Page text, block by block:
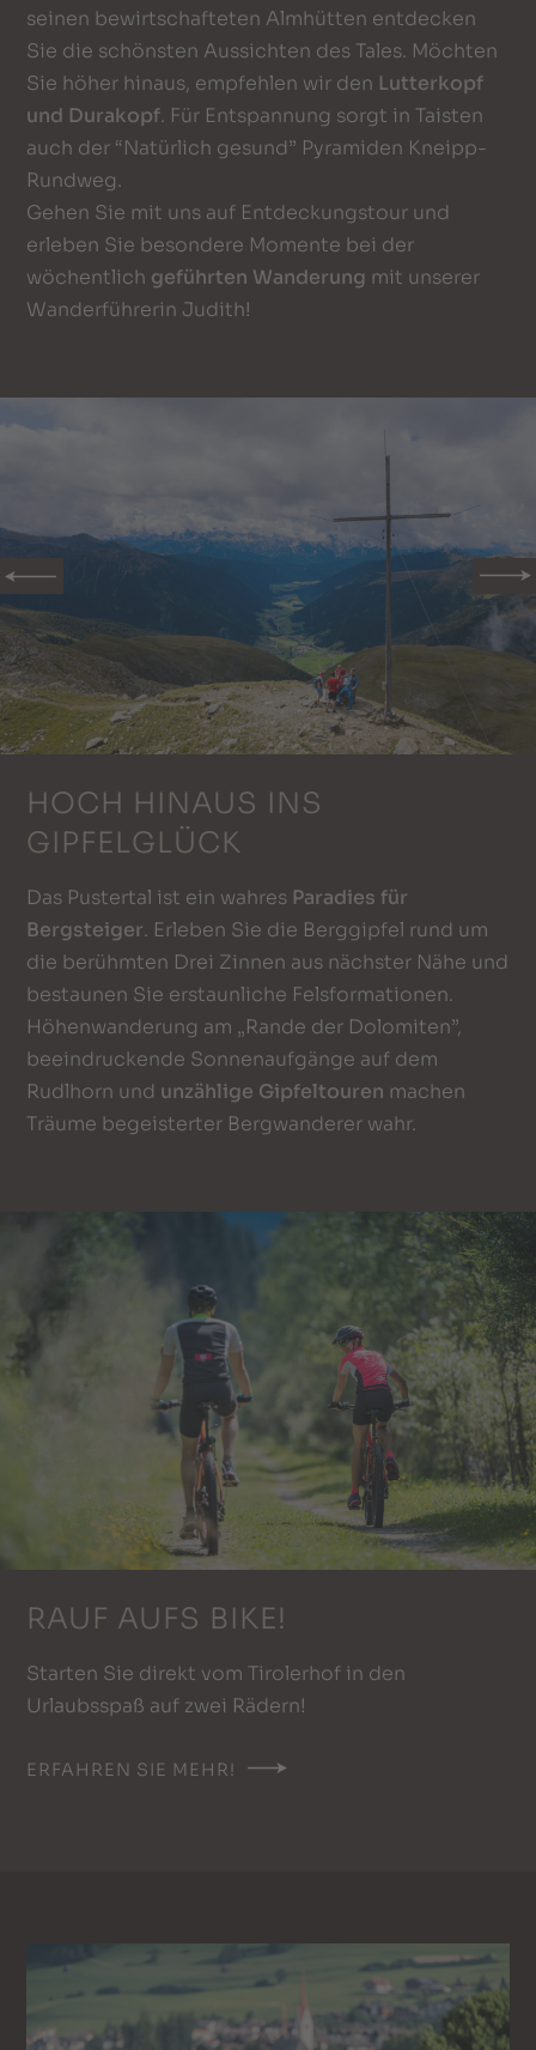
seinen bewirtschafteten Almhütten entdecken
Sie die schönsten Aussichten des Tales. Möchten
Sie höher hinaus, empfehlen wir den Lutterkopf
und Durakopf. Für Entspannung sorgt in Taisten
auch der “Natürlich gesund” Pyramiden Kneipp-
Rundweg.
Gehen Sie mit uns auf Entdeckungstour und
erleben Sie besondere Momente bei der
wöchentlich geführten Wanderung mit unserer
Wanderführerin Judith!
HOCH HINAUS INS
GIPFELGLÜCK
Das Pustertal ist ein wahres Paradies für
Bergsteiger. Erleben Sie die Berggipfel rund um
die berühmten Drei Zinnen aus nächster Nähe und
bestaunen Sie erstaunliche Felsformationen.
Höhenwanderung am „Rande der Dolomiten”,
beeindruckende Sonnenaufgänge auf dem
Rudlhorn und unzählige Gipfeltouren machen
Träume begeisterter Bergwanderer wahr.
RAUF AUFS BIKE!
Starten Sie direkt vom Tirolerhof in den
Urlaubsspaß auf zwei Rädern!
ERFAHREN SIE MEHR!